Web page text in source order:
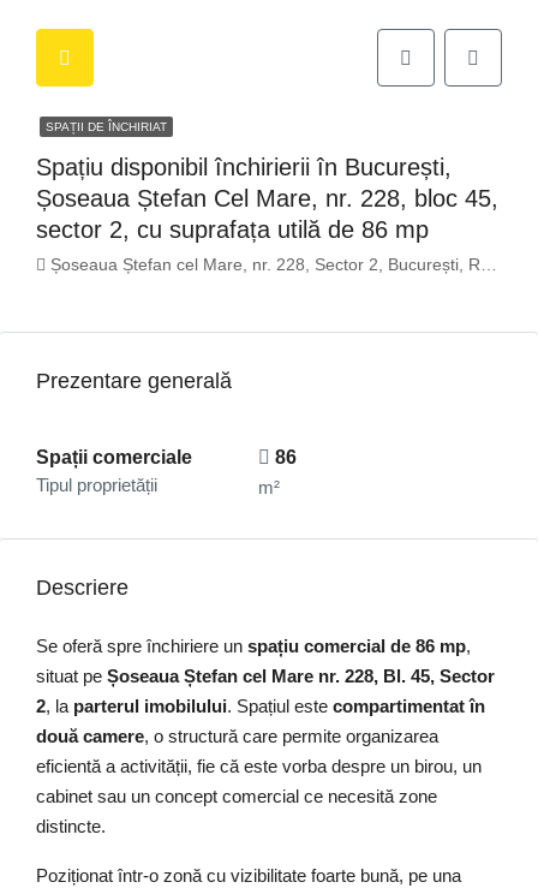
SPAȚII DE ÎNCHIRIAT
Spațiu disponibil închirierii în București,
Șoseaua Ștefan Cel Mare, nr. 228, bloc 45,
sector 2, cu suprafața utilă de 86 mp
Șoseaua Ștefan cel Mare, nr. 228, Sector 2, București, România
Prezentare generală
Spații comerciale
Tipul proprietății
86
m²
Descriere
Se oferă spre închiriere un spațiu comercial de 86 mp,
situat pe Șoseaua Ștefan cel Mare nr. 228, Bl. 45, Sector
2, la parterul imobilului. Spațiul este compartimentat în
două camere, o structură care permite organizarea
eficientă a activității, fie că este vorba despre un birou, un
cabinet sau un concept comercial ce necesită zone
distincte.
Poziționat într-o zonă cu vizibilitate foarte bună, pe una